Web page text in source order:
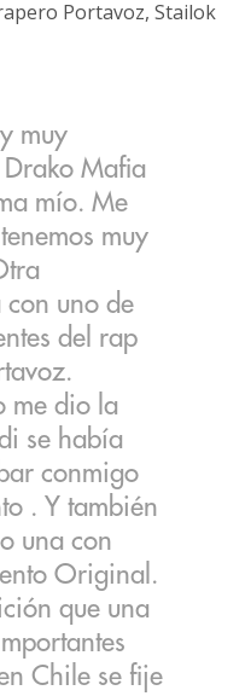
Portavoz, Stailok
muy
Mafia
mío. Me
muy
uno de
del rap
me dio la
se había
conmigo
. Y también
una con
Original.
que una
Chile se fije